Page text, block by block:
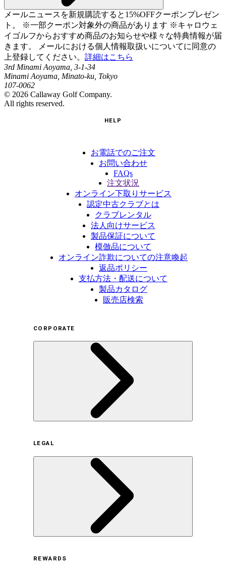
メールニュースを新規購読すると15%OFFクーポンプレゼン
ト。 ※一部クーポン対象外の商品があります ※キャロウェ
イゴルフからおすすめ商品のお知らせや様々な特典情報が届
きます。 メールにおける個人情報取扱いについてに同意の
上登録してください。 詳細はこちら
3rd Minami Aoyama, 3-1-34
Minami Aoyama, Minato-ku, Tokyo
107-0062
© 2026 Callaway Golf Company.
All rights reserved.
HELP
お電話でのご注文
お問い合わせ
FAQs
注文状況
オンライン下取りサービス
認定中古クラブとは
クラブレンタル
法人向けサービス
製品保証について
模倣品について
オンライン詐欺についての注意喚起
返品ポリシー
支払方法・配送について
製品カタログ
販売店検索
CORPORATE
サステナビリティの取り組み（日本）
サステナビリティの取り組み（米国/英語）
ヒストリー
採用情報
LEGAL
REWARDS